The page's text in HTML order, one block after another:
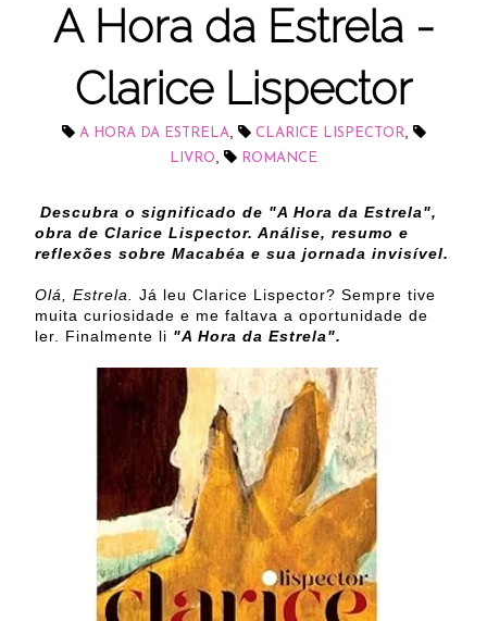
A Hora da Estrela -
Clarice Lispector
A HORA DA ESTRELA CLARICE LISPECTOR
LIVRO ROMANCE
Descubra o significado de "A Hora da Estrela",
obra de Clarice Lispector. Análise, resumo e
reflexões sobre Macabéa e sua jornada invisível.
Olá, Estrela. Já leu Clarice Lispector? Sempre tive
muita curiosidade e me faltava a oportunidade de
ler. Finalmente li "A Hora da Estrela".